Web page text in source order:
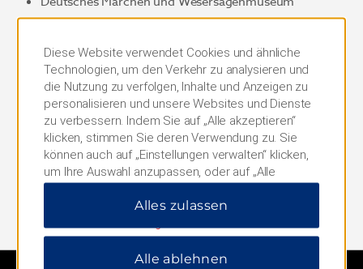
Kaiserpalais
Kurpark
Museumshof Bad Oeynhausen
Werre-Park Bad Oeynhausen
Diese Website verwendet Cookies und ähnliche
Technologien, um den Verkehr zu analysieren und
die Nutzung zu verfolgen, Inhalte und Anzeigen zu
personalisieren und unsere Websites und Dienste
zu verbessern. Indem Sie auf „Alle akzeptieren“
klicken, stimmen Sie deren Verwendung zu. Sie
können auch auf „Einstellungen verwalten“ klicken,
um Ihre Auswahl anzupassen, oder auf „Alle
ablehnen“, um nur wichtige Cookies zuzulassen.
Weitere Informationen finden Sie in unserer
Alles zulassen
Alle ablehnen